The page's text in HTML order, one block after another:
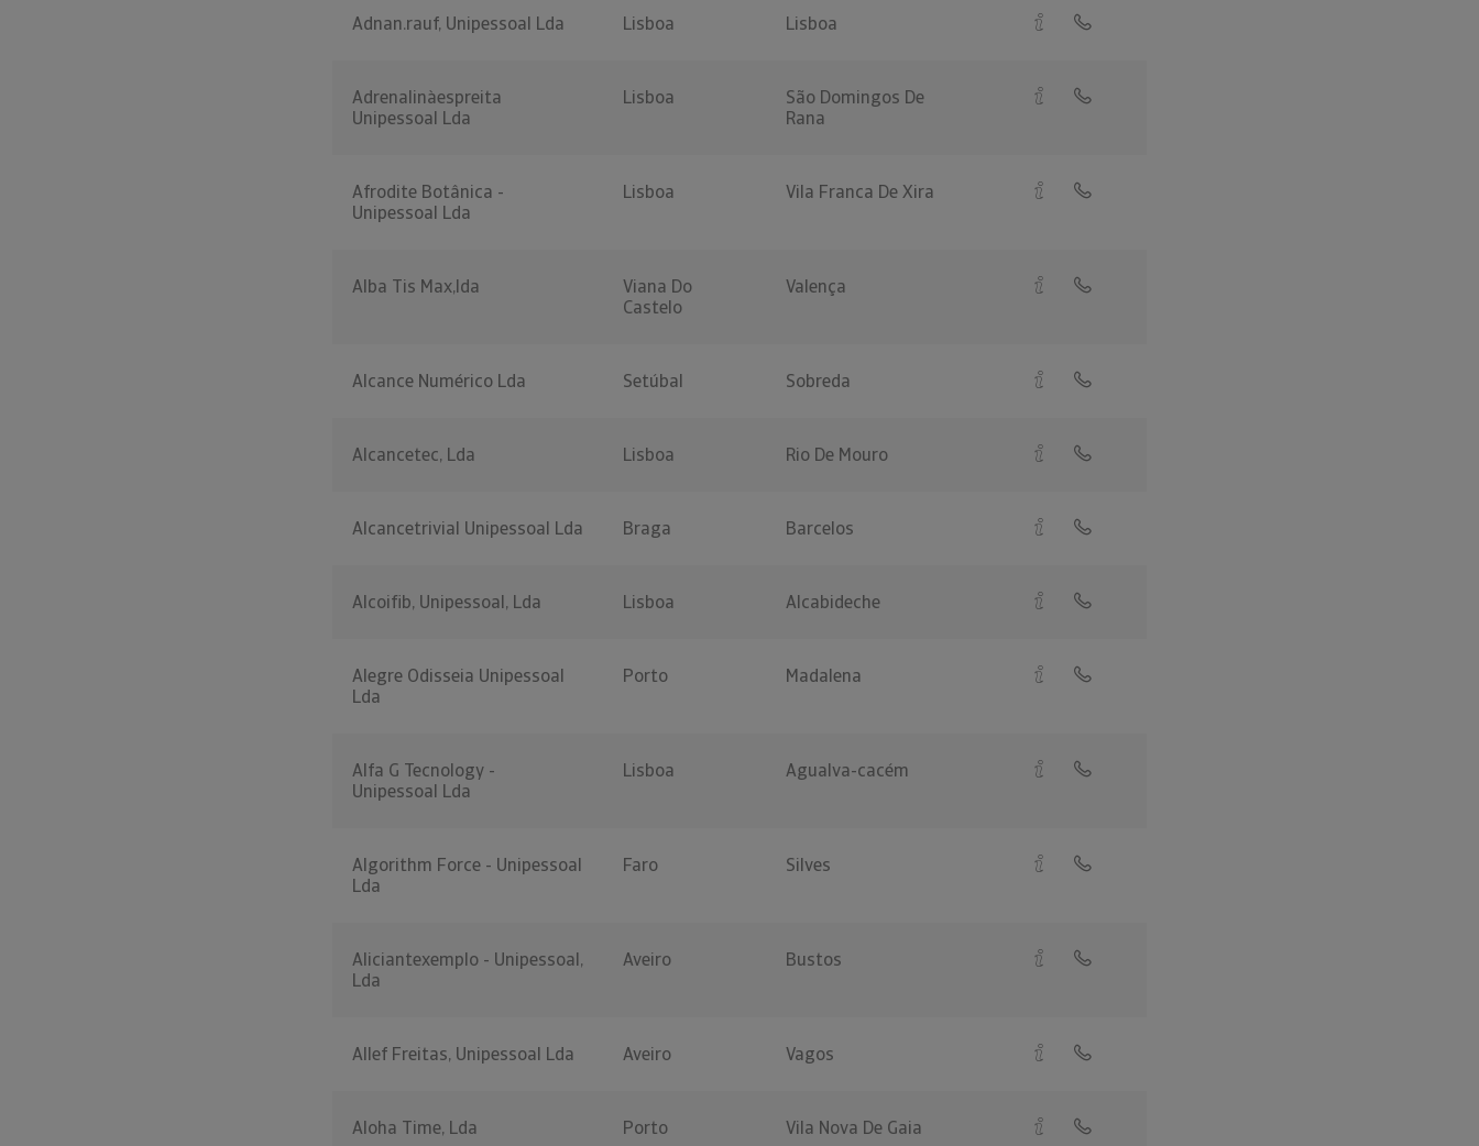
Adnan.rauf, Unipessoal Lda Lisboa Lisboa
Adrenalinàespreita
Unipessoal Lda
Lisboa
São Domingos De
Rana
Afrodite Botânica -
Unipessoal Lda
Lisboa Vila Franca De Xira
Alba Tis Max,lda
Viana Do
Castelo
Valença
Alcance Numérico Lda Setúbal Sobreda
Alcancetec, Lda Lisboa Rio De Mouro
Alcancetrivial Unipessoal Lda Braga Barcelos
Alcoifib, Unipessoal, Lda Lisboa Alcabideche
Alegre Odisseia Unipessoal
Lda
Porto Madalena
Alfa G Tecnology -
Unipessoal Lda
Lisboa Agualva-cacém
Algorithm Force - Unipessoal
Lda
Faro Silves
Aliciantexemplo - Unipessoal,
Lda
Aveiro Bustos
Allef Freitas, Unipessoal Lda Aveiro Vagos
Aloha Time, Lda Porto Vila Nova De Gaia